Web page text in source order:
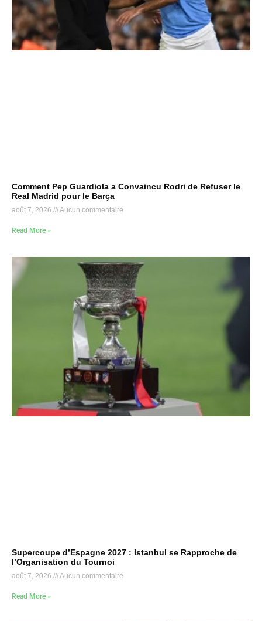
Comment Pep Guardiola a Convaincu Rodri de Refuser le
Real Madrid pour le Barça
août 7, 2026 Aucun commentaire
Read More »
Supercoupe d’Espagne 2027 : Istanbul se Rapproche de
l’Organisation du Tournoi
août 7, 2026 Aucun commentaire
Read More »